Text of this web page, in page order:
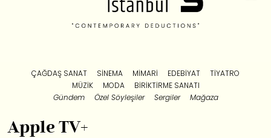
ÇAĞDAŞ SANAT SINEMA MIMARI EDEBIYAT
TIYATRO
MÜZIK
MODA
BIRIKTIRME SANATI
Gündem
Özel Söyleşiler Sergiler Mağaza
Apple TV+